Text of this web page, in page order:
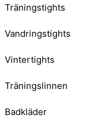
Träningstights
Vandringstights
Vintertights
Träningslinnen
Badkläder